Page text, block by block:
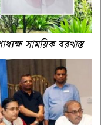
সাময়িক বরখাস্ত